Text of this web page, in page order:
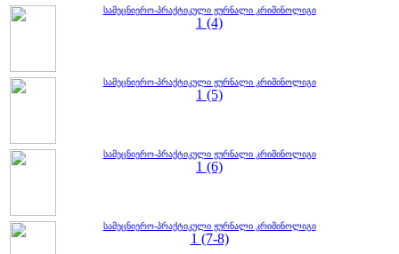
სამეცნიერო-პრაქტიკული ჟურნალი კრიმინოლიგი
1 (4)
სამეცნიერო-პრაქტიკული ჟურნალი კრიმინოლიგი
1 (5)
სამეცნიერო-პრაქტიკული ჟურნალი კრიმინოლიგი
1 (6)
სამეცნიერო-პრაქტიკული ჟურნალი კრიმინოლიგი
1 (7-8)